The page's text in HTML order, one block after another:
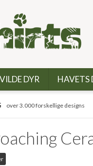
VILDE DYR HAVETS
over 3.000 forskellige designs